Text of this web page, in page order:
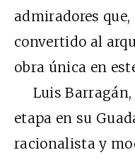
admiradores
convertido al
obra única en
Luis Barragán,
etapa en su
racionalista y